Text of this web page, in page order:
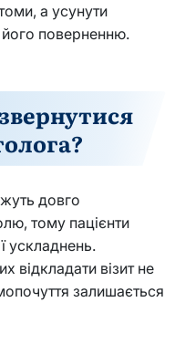
а усунути
його поверненню.
довго
тому пацієнти
ускладнень.
відкладати візит не
залишається